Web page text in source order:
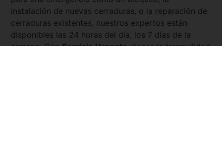
instalación de nuevas cerraduras, o la reparación de
cerraduras existentes, nuestros expertos están
disponibles las 24 horas del día, los 7 días de la
semana. ConServicio Urgente, tienes la tranquilidad